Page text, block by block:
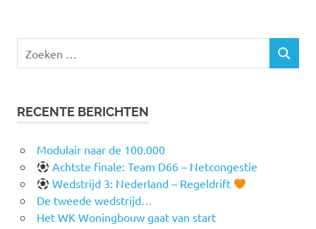
naar:
ZOEKEN
RECENTE BERICHTEN
Modulair naar de 100.000
Achtste finale: Team D66 – Netcongestie
Wedstrijd 3: Nederland – Regeldrift
De tweede wedstrijd…
Het WK Woningbouw gaat van start